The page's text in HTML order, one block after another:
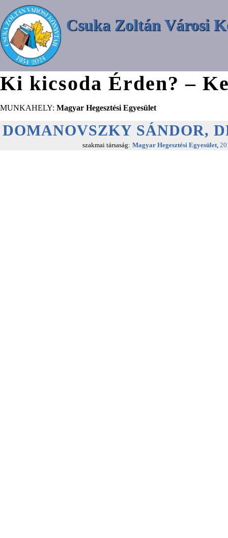
Csuka Zoltán Városi
Ki kicsoda Érden? –
MUNKAHELY: Magyar Hegesztési Egyesület
DOMANOVSZKY SÁNDOR,
szakmai társaság: Magyar Hegesztési Egyesület,